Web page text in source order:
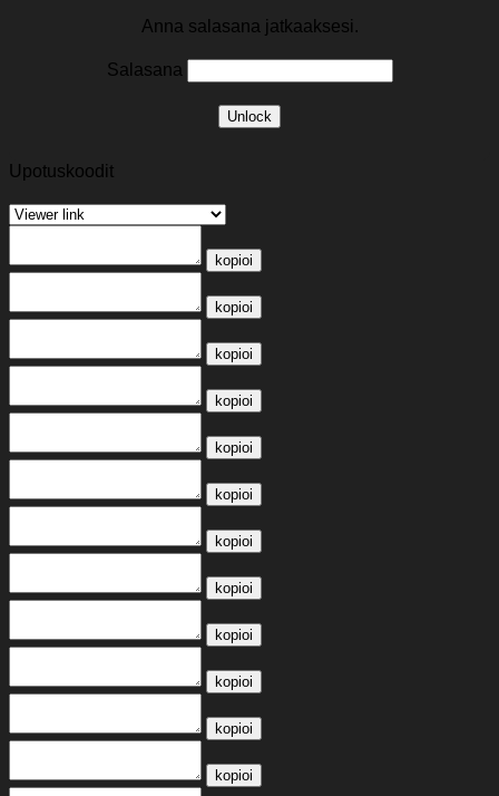
Anna salasana jatkaaksesi.
Salasana
Unlock
Upotuskoodit
kopioi
kopioi
kopioi
kopioi
kopioi
kopioi
kopioi
kopioi
kopioi
kopioi
kopioi
kopioi